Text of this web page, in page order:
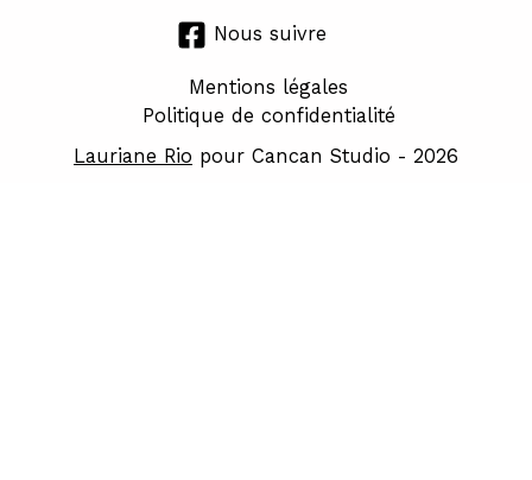
Nous suivre
Mentions légales
Politique de confidentialité
Lauriane Rio pour Cancan Studio - 2026